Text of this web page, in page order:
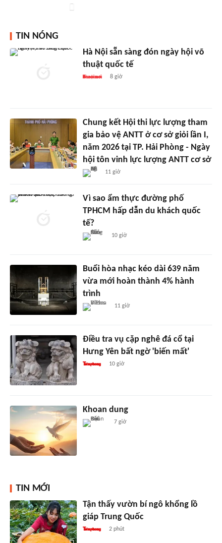
TIN NÓNG
Hà Nội sẵn sàng đón ngày hội võ
thuật quốc tế
8 giờ
Chung kết Hội thi lực lượng tham
gia bảo vệ ANTT ở cơ sở giỏi lần I,
năm 2026 tại TP. Hải Phòng - Ngày
hội tôn vinh lực lượng ANTT cơ sở
11 giờ
Vì sao ẩm thực đường phố
TPHCM hấp dẫn du khách quốc
tế?
10 giờ
Buổi hòa nhạc kéo dài 639 năm
vừa mới hoàn thành 4% hành
trình
11 giờ
Điều tra vụ cặp nghê đá cổ tại
Hưng Yên bất ngờ 'biến mất'
10 giờ
Khoan dung
7 giờ
TIN MỚI
Tận thấy vườn bí ngô khổng lồ
giáp Trung Quốc
2 phút